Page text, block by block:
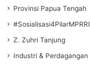
Provinsi Papua Tengah
#Sosialisasi4PilarMPRRI
Z. Zuhri Tanjung
Industri & Perdagangan